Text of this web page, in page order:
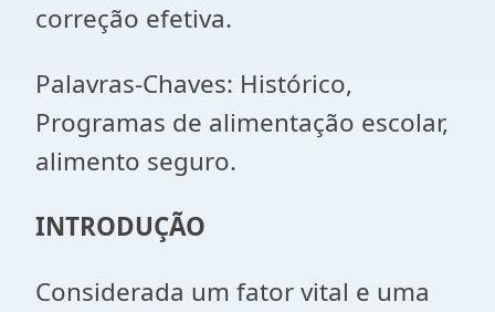
correção efetiva.
Palavras-Chaves: Histórico,
Programas de alimentação escolar,
alimento seguro.
INTRODUÇÃO
Considerada um fator vital e uma